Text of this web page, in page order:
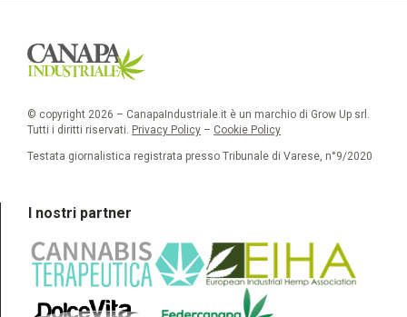
© copyright 2026 – CanapaIndustriale.it è un marchio di Grow Up srl.
Tutti i diritti riservati. Privacy Policy – Cookie Policy
Testata giornalistica registrata presso Tribunale di Varese, n°9/2020
I nostri partner